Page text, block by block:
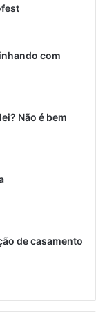
com
Não é bem
de casamento